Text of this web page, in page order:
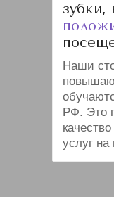
зубки,
Наши
РФ. Это
услуг